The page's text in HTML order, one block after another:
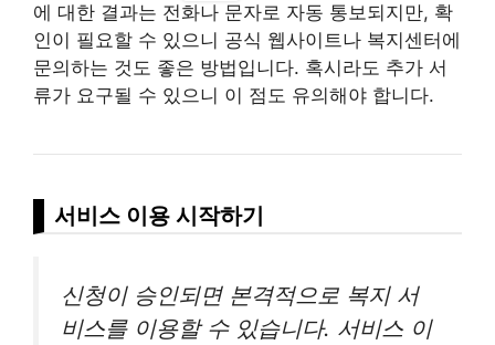
에 대한 결과는 전화나 문자로 자동 통보되지만, 확
인이 필요할 수 있으니 공식 웹사이트나 복지센터에
문의하는 것도 좋은 방법입니다. 혹시라도 추가 서
류가 요구될 수 있으니 이 점도 유의해야 합니다.
서비스 이용 시작하기
신청이 승인되면 본격적으로 복지 서
비스를 이용할 수 있습니다. 서비스 이